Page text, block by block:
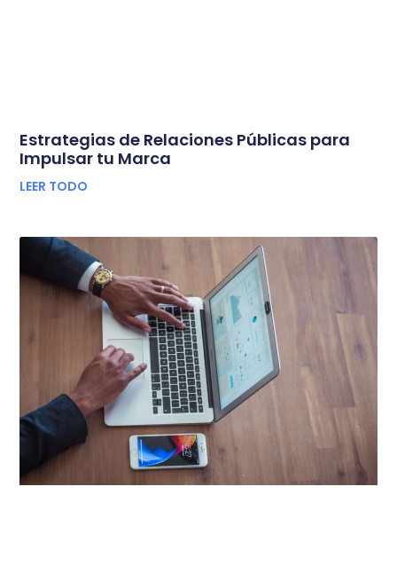
Estrategias de Relaciones Públicas para
Impulsar tu Marca
LEER TODO